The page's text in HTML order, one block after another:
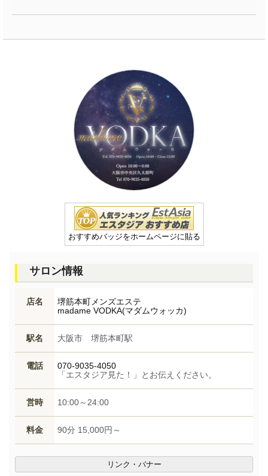
おすすめバッジをホームページに貼る
サロン情報
店名
堺筋本町メンズエステ
madame VODKA(マダムウォッカ)
駅名 大阪市 堺筋本町駅
電話
070-9035-4050
「エスタジア見た！」とお伝えください。
営時 10:00～24:00
料金 90分 15,000円～
リンク・バナー